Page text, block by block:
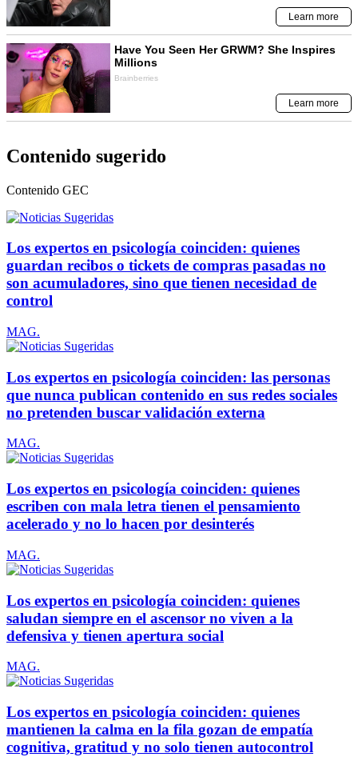
Contenido sugerido
Contenido GEC
Los expertos en psicología coinciden: quienes
guardan recibos o tickets de compras pasadas no
son acumuladores, sino que tienen necesidad de
control
MAG.
Los expertos en psicología coinciden: las personas
que nunca publican contenido en sus redes sociales
no pretenden buscar validación externa
MAG.
Los expertos en psicología coinciden: quienes
escriben con mala letra tienen el pensamiento
acelerado y no lo hacen por desinterés
MAG.
Los expertos en psicología coinciden: quienes
saludan siempre en el ascensor no viven a la
defensiva y tienen apertura social
MAG.
Los expertos en psicología coinciden: quienes
mantienen la calma en la fila gozan de empatía
cognitiva, gratitud y no solo tienen autocontrol